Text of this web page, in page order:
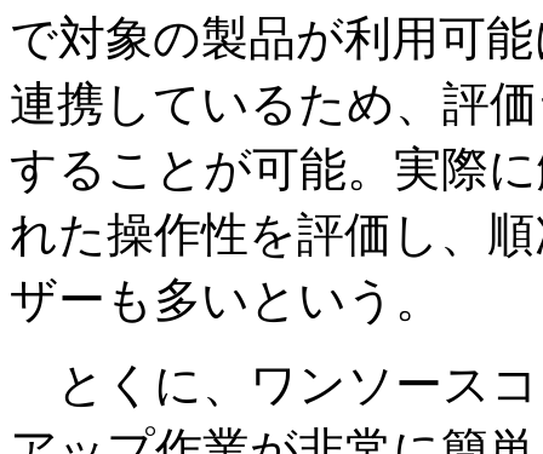
で対象の製品が利用可
連携しているため、評
することが可能。実際
れた操作性を評価し、
ザーも多いという。
とくに、ワンソース